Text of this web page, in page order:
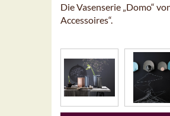
Die Vasenserie „Domo“
Accessoires“.